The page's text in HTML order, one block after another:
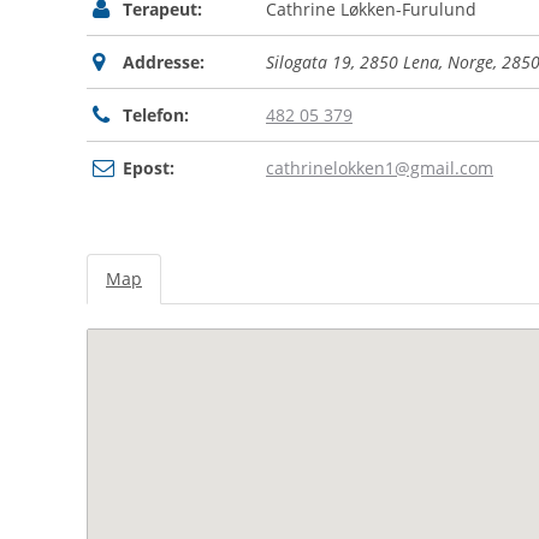
Terapeut: Cathrine Løkken-Furulund
Addresse: Silogata 19, 2850 Lena, Norge, 2850
Telefon: 482 05 379
Epost: cathrinelokken1@gmail.com
Map